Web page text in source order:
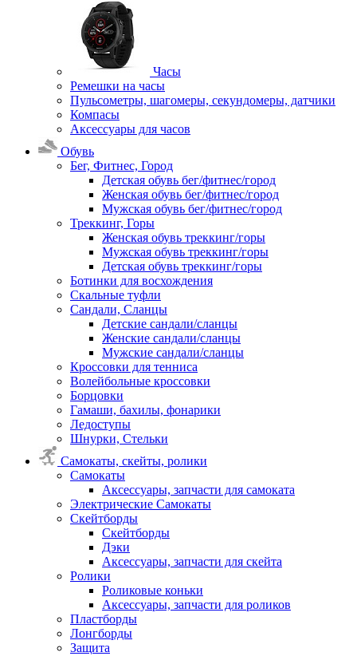
Часы
Ремешки на часы
Пульсометры, шагомеры, секундомеры, датчики
Компасы
Аксессуары для часов
Обувь
Бег, Фитнес, Город
Детская обувь бег/фитнес/город
Женская обувь бег/фитнес/город
Мужская обувь бег/фитнес/город
Треккинг, Горы
Женская обувь треккинг/горы
Мужская обувь треккинг/горы
Детская обувь треккинг/горы
Ботинки для восхождения
Скальные туфли
Сандали, Сланцы
Детские сандали/сланцы
Женские сандали/сланцы
Мужские сандали/сланцы
Кроссовки для тенниса
Волейбольные кроссовки
Борцовки
Гамаши, бахилы, фонарики
Ледоступы
Шнурки, Стельки
Самокаты, скейты, ролики
Самокаты
Аксессуары, запчасти для самоката
Электрические Самокаты
Скейтборды
Скейтборды
Дэки
Аксессуары, запчасти для скейта
Ролики
Роликовые коньки
Аксессуары, запчасти для роликов
Пластборды
Лонгборды
Защита